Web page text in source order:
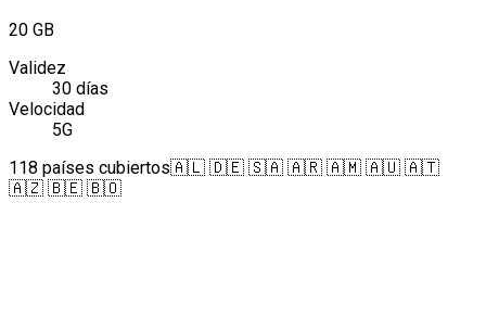
20 GB
Validez
30 días
Velocidad
5G
118 países cubiertos🇦🇱 🇩🇪 🇸🇦 🇦🇷 🇦🇲 🇦🇺 🇦🇹
🇦🇿 🇧🇪 🇧🇴